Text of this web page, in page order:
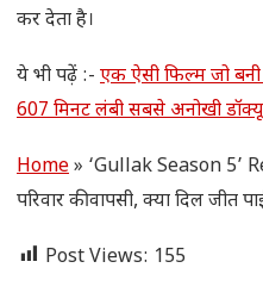
कर देता है।
ये भी पढ़ें :- एक ऐसी फिल्म जो बनी
607 मिनट लंबी सबसे अनोखी
Home» ‘Gullak Season 5’
परिवार की वापसी, क्या दिल जीत
Post Views: 155